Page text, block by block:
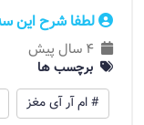
لطفا شرح این
4 سال پیش
برچسب ها
# ام آر آی مغز